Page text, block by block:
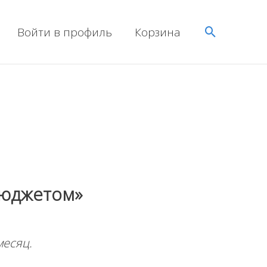
Войти в профиль Корзина Поиск